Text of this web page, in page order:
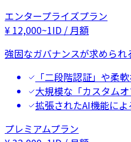
エンタープライズプラン
¥ 12,000~1ID / 月額
強固なガバナンスが求めら
「二段階認証」や柔
大規模な「カスタム
拡張されたAI機能に
プレミアムプラン